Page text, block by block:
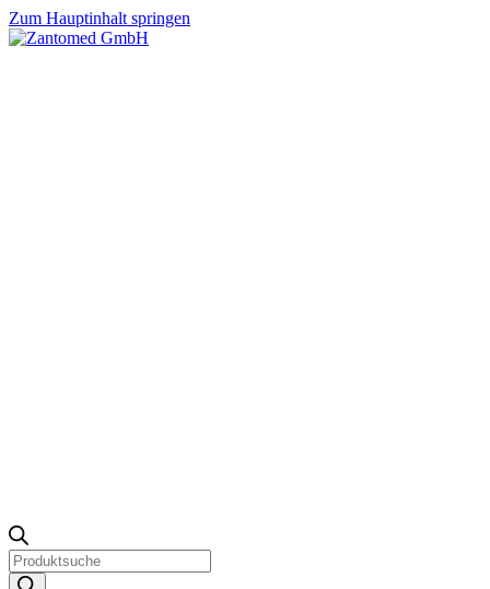
Zum Hauptinhalt springen
Products
search